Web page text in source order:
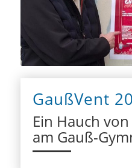
GaußVent
Ein Hauch
am Gauß-